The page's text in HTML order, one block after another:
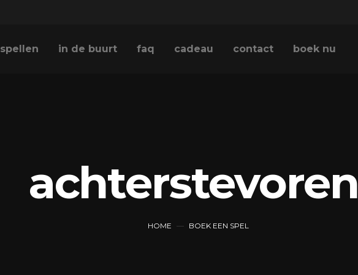
spellen in de buurt faq cadeau contact boek nu
achterstevoren
HOME BOEK EEN SPEL